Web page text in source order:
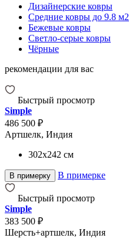
Дизайнерские ковры
Средние ковры до 9.8 м2
Бежевые ковры
Светло-серые ковры
Чёрные
рекомендации для вас
Быстрый просмотр
Simple
486 500 ₽
Артшелк, Индия
302x242 см
В примерку В примерке
Быстрый просмотр
Simple
383 500 ₽
Шерсть+артшелк, Индия